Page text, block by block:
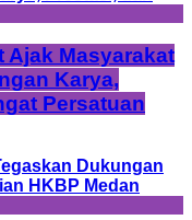
Ajak Masyarakat
Karya,
Persatuan